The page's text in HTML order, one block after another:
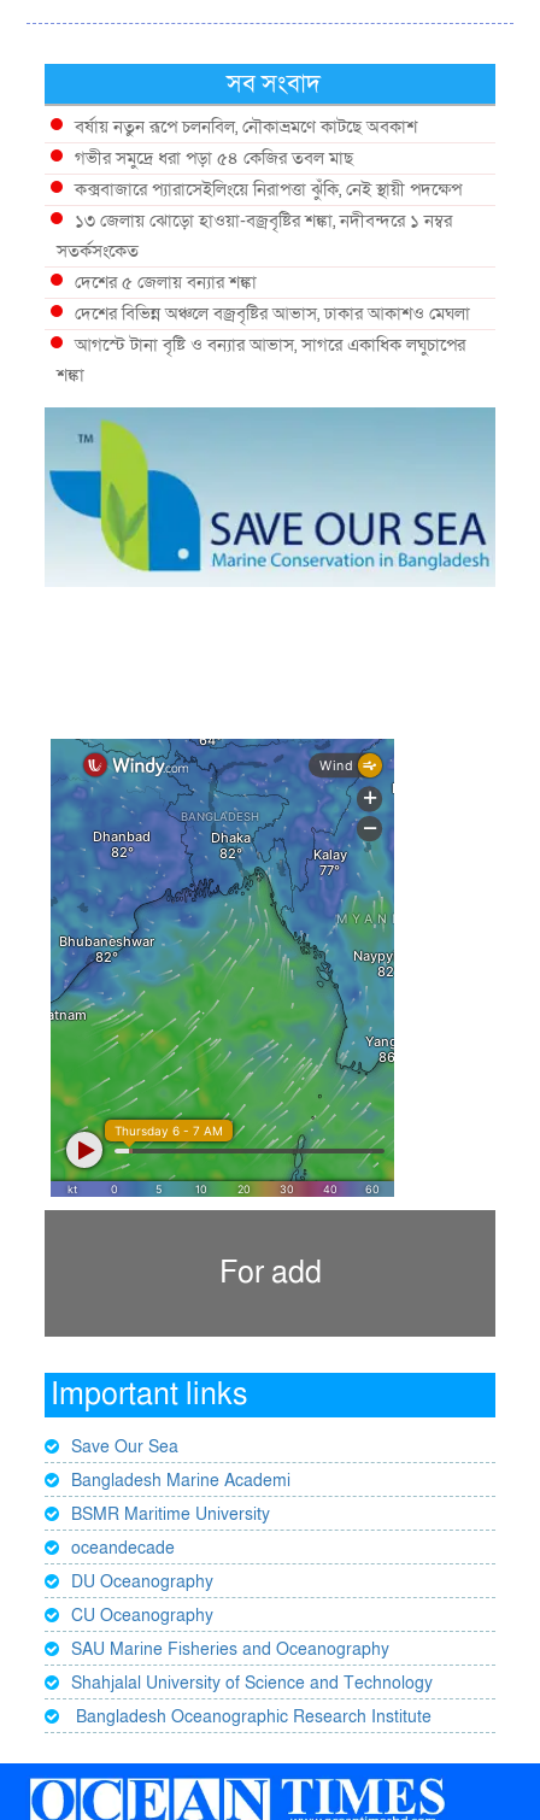
সব সংবাদ
বর্ষায় নতুন রূপে চলনবিল, নৌকাভ্রমণে কাটছে অবকাশ
গভীর সমুদ্রে ধরা পড়া ৫৪ কেজির তবল মাছ
কক্সবাজারে প্যারাসেইলিংয়ে নিরাপত্তা ঝুঁকি, নেই স্থায়ী পদক্ষেপ
১৩ জেলায় ঝোড়ো হাওয়া-বজ্রবৃষ্টির শঙ্কা, নদীবন্দরে ১ নম্বর
সতর্কসংকেত
দেশের ৫ জেলায় বন্যার শঙ্কা
দেশের বিভিন্ন অঞ্চলে বজ্রবৃষ্টির আভাস, ঢাকার আকাশও মেঘলা
আগস্টে টানা বৃষ্টি ও বন্যার আভাস, সাগরে একাধিক লঘুচাপের
শঙ্কা
স্বস্তি ও শঙ্কার পূর্বাভাস দিল আবহাওয়া
সৌদির নেতৃত্বে নতুন সামুদ্রিক প্রতিরক্ষা জোটে বাংলাদেশ
ইউরোপে দাবানল: আকাশে উড়ছে আগুন নেভানোর বিমান
For add
Important links
Save Our Sea
Bangladesh Marine Academi
BSMR Maritime University
oceandecade
DU Oceanography
CU Oceanography
SAU Marine Fisheries and Oceanography
Shahjalal University of Science and Technology
Bangladesh Oceanographic Research Institute